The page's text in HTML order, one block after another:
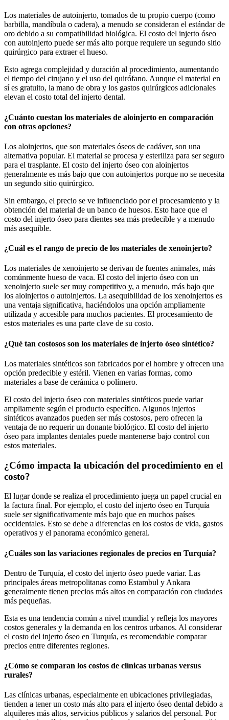
Los materiales de autoinjerto, tomados de tu propio cuerpo (como
barbilla, mandíbula o cadera), a menudo se consideran el estándar de
oro debido a su compatibilidad biológica. El costo del injerto óseo
con autoinjerto puede ser más alto porque requiere un segundo sitio
quirúrgico para extraer el hueso.
Esto agrega complejidad y duración al procedimiento, aumentando
el tiempo del cirujano y el uso del quirófano. Aunque el material en
sí es gratuito, la mano de obra y los gastos quirúrgicos adicionales
elevan el costo total del injerto dental.
¿Cuánto cuestan los materiales de aloinjerto en comparación
con otras opciones?
Los aloinjertos, que son materiales óseos de cadáver, son una
alternativa popular. El material se procesa y esteriliza para ser seguro
para el trasplante. El costo del injerto óseo con aloinjertos
generalmente es más bajo que con autoinjertos porque no se necesita
un segundo sitio quirúrgico.
Sin embargo, el precio se ve influenciado por el procesamiento y la
obtención del material de un banco de huesos. Esto hace que el
costo del injerto óseo para dientes sea más predecible y a menudo
más asequible.
¿Cuál es el rango de precio de los materiales de xenoinjerto?
Los materiales de xenoinjerto se derivan de fuentes animales, más
comúnmente hueso de vaca. El costo del injerto óseo con un
xenoinjerto suele ser muy competitivo y, a menudo, más bajo que
los aloinjertos o autoinjertos. La asequibilidad de los xenoinjertos es
una ventaja significativa, haciéndolos una opción ampliamente
utilizada y accesible para muchos pacientes. El procesamiento de
estos materiales es una parte clave de su costo.
¿Qué tan costosos son los materiales de injerto óseo sintético?
Los materiales sintéticos son fabricados por el hombre y ofrecen una
opción predecible y estéril. Vienen en varias formas, como
materiales a base de cerámica o polímero.
El costo del injerto óseo con materiales sintéticos puede variar
ampliamente según el producto específico. Algunos injertos
sintéticos avanzados pueden ser más costosos, pero ofrecen la
ventaja de no requerir un donante biológico. El costo del injerto
óseo para implantes dentales puede mantenerse bajo control con
estos materiales.
¿Cómo impacta la ubicación del procedimiento en el
costo?
El lugar donde se realiza el procedimiento juega un papel crucial en
la factura final. Por ejemplo, el costo del injerto óseo en Turquía
suele ser significativamente más bajo que en muchos países
occidentales. Esto se debe a diferencias en los costos de vida, gastos
operativos y el panorama económico general.
¿Cuáles son las variaciones regionales de precios en Turquía?
Dentro de Turquía, el costo del injerto óseo puede variar. Las
principales áreas metropolitanas como Estambul y Ankara
generalmente tienen precios más altos en comparación con ciudades
más pequeñas.
Esta es una tendencia común a nivel mundial y refleja los mayores
costos generales y la demanda en los centros urbanos. Al considerar
el costo del injerto óseo en Turquía, es recomendable comparar
precios entre diferentes regiones.
¿Cómo se comparan los costos de clínicas urbanas versus
rurales?
Las clínicas urbanas, especialmente en ubicaciones privilegiadas,
tienden a tener un costo más alto para el injerto óseo dental debido a
alquileres más altos, servicios públicos y salarios del personal. Por